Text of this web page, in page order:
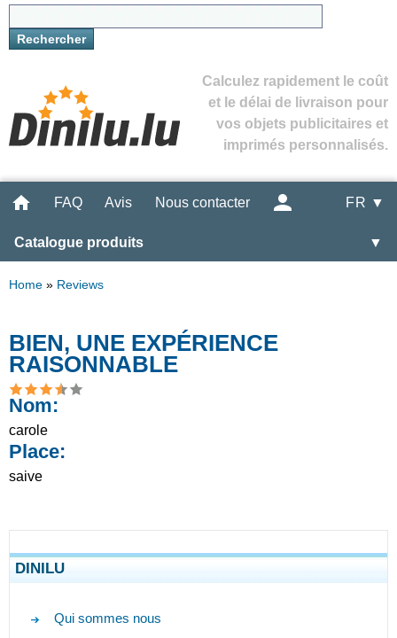
Calculez rapidement le coût
et le délai de livraison pour
vos objets publicitaires et
imprimés personnalisés.
FAQ Avis Nous contacter FR ▼
Catalogue produits ▼
Home » Reviews
BIEN, UNE EXPÉRIENCE
RAISONNABLE
Nom:
carole
Place:
saive
DINILU
Qui sommes nous